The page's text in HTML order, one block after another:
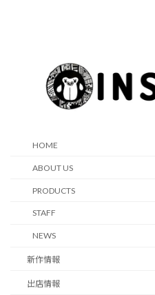
HOME
ABOUT US
PRODUCTS
STAFF
NEWS
新作情報
出店情報